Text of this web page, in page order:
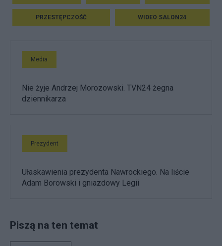
PRZESTĘPCZOŚĆ WIDEO SALON24
Media
Nie żyje Andrzej Morozowski. TVN24 żegna
dziennikarza
Prezydent
Ułaskawienia prezydenta Nawrockiego. Na liście
Adam Borowski i gniazdowy Legii
Piszą na ten temat